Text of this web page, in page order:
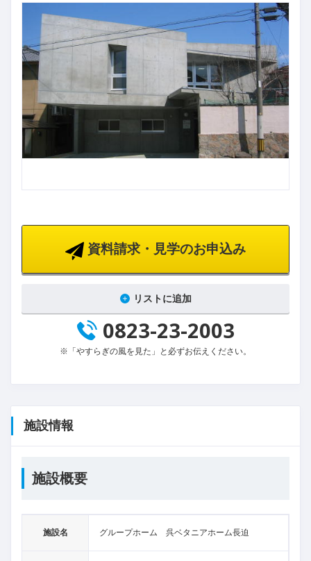
資料請求・見学のお申込み
リストに追加
0823-23-2003
※「やすらぎの風を見た」と必ずお伝えください。
施設情報
施設概要
施設名 グループホーム 呉ベタニアホーム長迫